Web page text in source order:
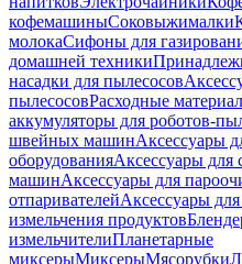
кофемашиныСоковыжималки
молокаСифоны для
домашней техники
насадки для пылесосов
пылесосовРасходные
аккумуляторы для роботов-
швейных машинАксессуары
оборудованияАксессуары
машинАксессуары для
отпаривателейАксессуары
измельчения продуктов
измельчителиПланетарные
миксерыМиксерыМясорубки